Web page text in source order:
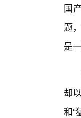
国
题
是
却
和“